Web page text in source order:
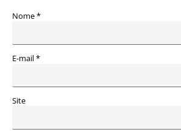
Nome*
E-mail*
Site